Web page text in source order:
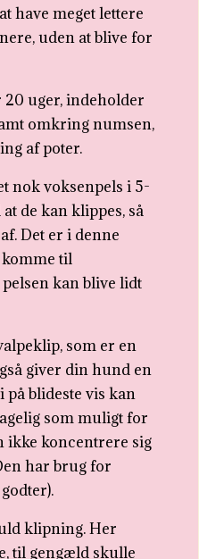
have meget lettere
uden at blive for
20 uger, indeholder
omkring numsen,
af poter.
nok voksenpels i 5-
de kan klippes, så
Det er i denne
til
kan blive lidt
som er en
giver din hund en
på blideste vis kan
som muligt for
ikke koncentrere sig
har brug for
klipning. Her
til gengæld skulle